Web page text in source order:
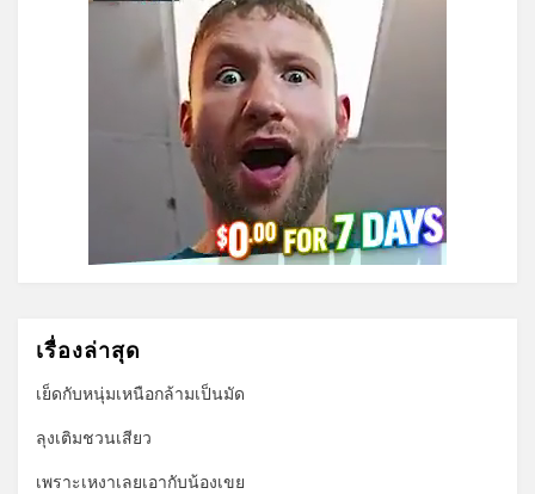
เรื่องล่าสุด
เย็ดกับหนุ่มเหนือกล้ามเป็นมัด
ลุงเติมชวนเสียว
เพราะเหงาเลยเอากับน้องเขย